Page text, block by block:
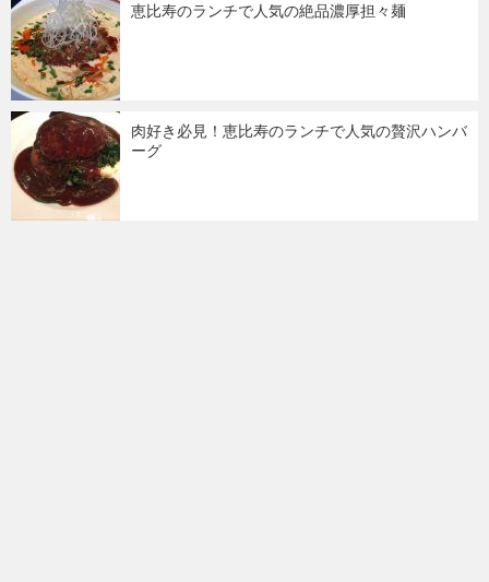
恵比寿のランチで人気の絶品濃厚担々麺
肉好き必見！恵比寿のランチで人気の贅沢ハンバ
ーグ